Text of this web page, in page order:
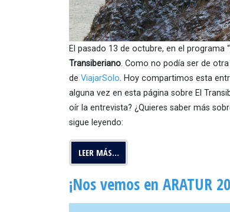
El pasado 13 de octubre, en el programa
Transiberiano. Como no podía ser de
de ViajarSolo. Hoy compartimos esta
alguna vez en esta página sobre El
oír la entrevista? ¿Quieres saber más
sigue leyendo:
LEER MÁS…
¡Nos vemos en ARATUR